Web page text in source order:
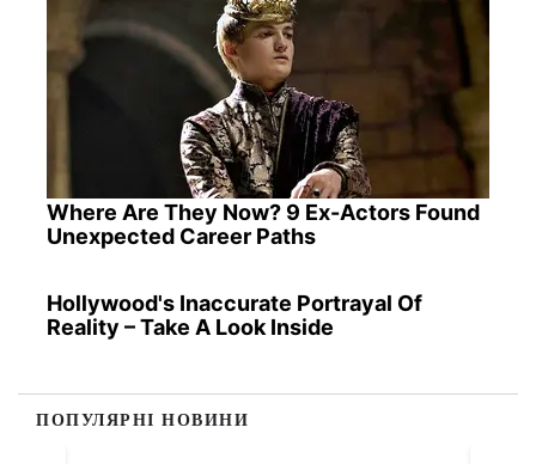
Where Are They Now? 9 Ex-Actors Found
Unexpected Career Paths
Hollywood's Inaccurate Portrayal Of
Reality – Take A Look Inside
ПОПУЛЯРНІ НОВИНИ